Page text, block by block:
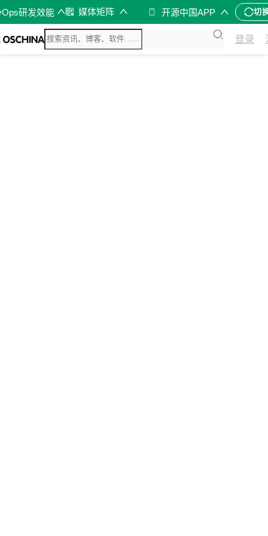
研发效能 媒体矩阵 开源中国APP 切
登录